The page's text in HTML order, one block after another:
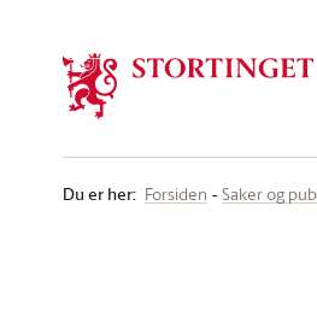
Du er her: Forsiden Saker og